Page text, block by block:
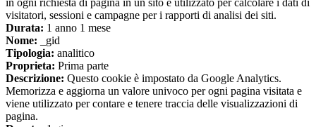
in ogni richiesta di pagina in un sito e utilizzato per calcolare i dati di
visitatori, sessioni e campagne per i rapporti di analisi dei siti.
Durata: 1 anno 1 mese
Nome: _gid
Tipologia: analitico
Proprieta: Prima parte
Descrizione: Questo cookie è impostato da Google Analytics.
Memorizza e aggiorna un valore univoco per ogni pagina visitata e
viene utilizzato per contare e tenere traccia delle visualizzazioni di
pagina.